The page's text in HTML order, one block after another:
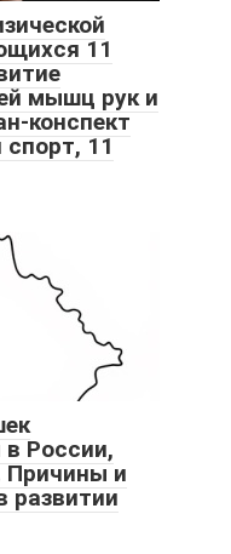
11
мышц рук и
конспект
спорт, 11
России,
Причины и
развитии